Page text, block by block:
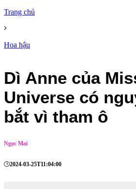
Trang chủ
Hoa hậu
Dì Anne của
Universe có
bắt vì tham ô
Ngọc Mai
2024-03-25T11:04:00